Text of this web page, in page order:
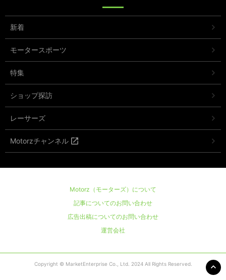
新着
モータースポーツ
特集
ショップ探訪
レーサーズ
Motorzチャンネル
Motorz（モーターズ）について
記事についてのお問い合わせ
広告出稿についてのお問い合わせ
運営会社
Copyright © MarketEnterprise Co., Ltd. 2024 All Rights Reserved.